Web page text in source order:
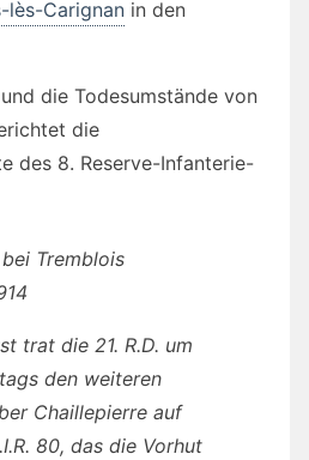
lès-Carignan in den
die Todesumstände von
die
des 8. Reserve-Infanterie-
Tremblois
trat die 21. R.D. um
den weiteren
Chaillepierre auf
80, das die Vorhut